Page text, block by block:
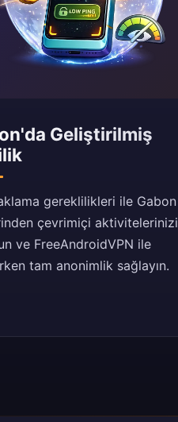
Geliştirilmiş
gereklilikleri ile Gabon
çevrimiçi aktivitelerinizi
ve FreeAndroidVPN ile
tam anonimlik sağlayın.